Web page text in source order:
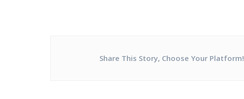
Share This Story, Choose Your Platform!